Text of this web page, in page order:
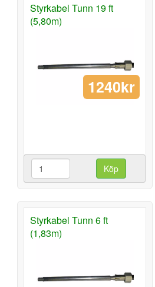
Styrkabel Tunn 19 ft
(5,80m)
1240kr
Köp
Styrkabel Tunn 6 ft
(1,83m)